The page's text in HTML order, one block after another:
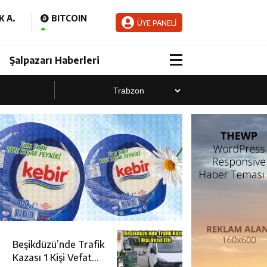
A. BITCOIN ÜYE PANELİ
Şalpazarı Haberleri
Beşikdüzü’nde Trafik
Kazası 1 Kişi Vefat